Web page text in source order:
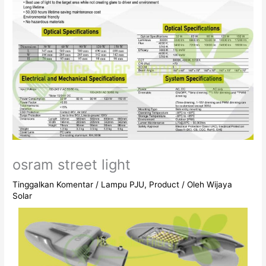
osram street light
Tinggalkan Komentar / Lampu PJU, Product / OlehWijaya
Solar